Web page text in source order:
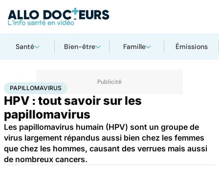
Santé Bien-être Famille Émissions
Accueil SantéMaladies Papillomavirus
PAPILLOMAVIRUS
HPV : tout savoir sur les
papillomavirus
Les papillomavirus humain (HPV) sont un groupe de
virus largement répandus aussi bien chez les femmes
que chez les hommes, causant des verrues mais aussi
de nombreux cancers.